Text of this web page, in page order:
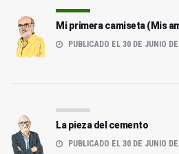
Mi primera camiseta (Mis
PUBLICADO EL 30 DE JUNIO
La pieza del cemento
PUBLICADO EL 30 DE JUNIO